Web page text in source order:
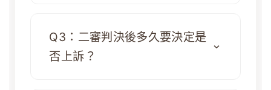
Q3：二審判決後多久要決定是
否上訴？